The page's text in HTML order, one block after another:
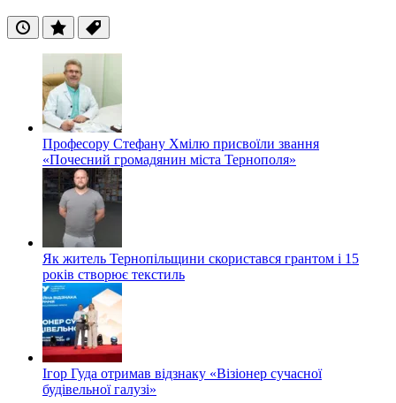
ОстанніПопулярні
Теги
Професору Стефану Хмілю присвоїли звання
«Почесний громадянин міста Тернополя»
Як житель Тернопільщини скористався грантом і 15
років створює текстиль
Ігор Гуда отримав відзнаку «Візіонер сучасної
будівельної галузі»